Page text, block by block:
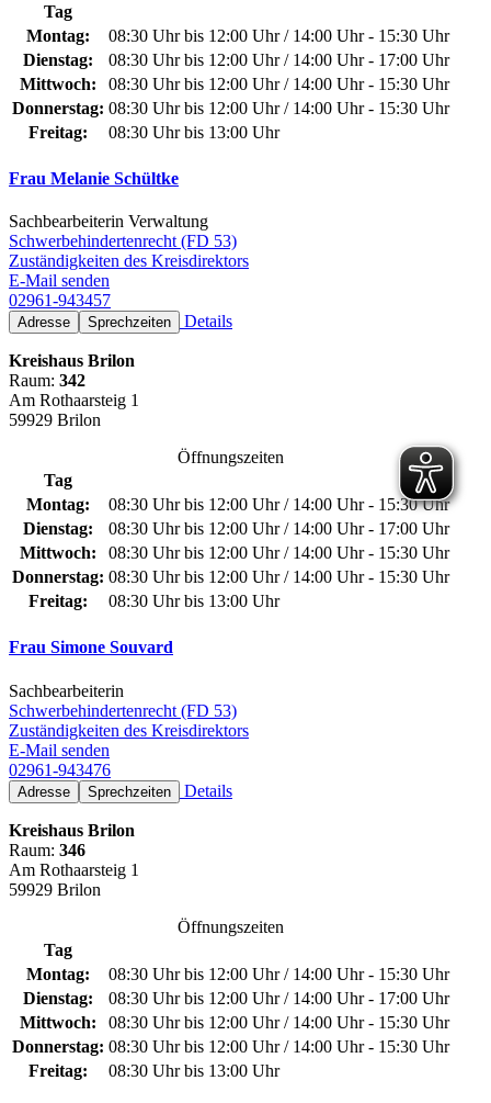
Tag
Montag:
08:30 Uhr bis 12:00 Uhr / 14:00 Uhr - 15:30 Uhr
Dienstag:
08:30 Uhr bis 12:00 Uhr / 14:00 Uhr - 17:00 Uhr
Mittwoch:
08:30 Uhr bis 12:00 Uhr / 14:00 Uhr - 15:30 Uhr
Donnerstag: 08:30 Uhr bis 12:00 Uhr / 14:00 Uhr - 15:30 Uhr
Freitag:
08:30 Uhr bis 13:00 Uhr
Frau Melanie Schültke
Sachbearbeiterin Verwaltung
Schwerbehindertenrecht (FD 53)
Zuständigkeiten des Kreisdirektors
E-Mail senden
02961-943457
Adresse Sprechzeiten Details
Kreishaus Brilon
Raum: 342
Am Rothaarsteig 1
59929 Brilon
Öffnungszeiten
Tag
Montag:
08:30 Uhr bis 12:00 Uhr / 14:00 Uhr - 15:30 Uhr
Dienstag:
08:30 Uhr bis 12:00 Uhr / 14:00 Uhr - 17:00 Uhr
Mittwoch:
08:30 Uhr bis 12:00 Uhr / 14:00 Uhr - 15:30 Uhr
Donnerstag: 08:30 Uhr bis 12:00 Uhr / 14:00 Uhr - 15:30 Uhr
Freitag:
08:30 Uhr bis 13:00 Uhr
Frau Simone Souvard
Sachbearbeiterin
Schwerbehindertenrecht (FD 53)
Zuständigkeiten des Kreisdirektors
E-Mail senden
02961-943476
Adresse Sprechzeiten Details
Kreishaus Brilon
Raum: 346
Am Rothaarsteig 1
59929 Brilon
Öffnungszeiten
Tag
Montag:
08:30 Uhr bis 12:00 Uhr / 14:00 Uhr - 15:30 Uhr
Dienstag:
08:30 Uhr bis 12:00 Uhr / 14:00 Uhr - 17:00 Uhr
Mittwoch:
08:30 Uhr bis 12:00 Uhr / 14:00 Uhr - 15:30 Uhr
Donnerstag: 08:30 Uhr bis 12:00 Uhr / 14:00 Uhr - 15:30 Uhr
Freitag:
08:30 Uhr bis 13:00 Uhr